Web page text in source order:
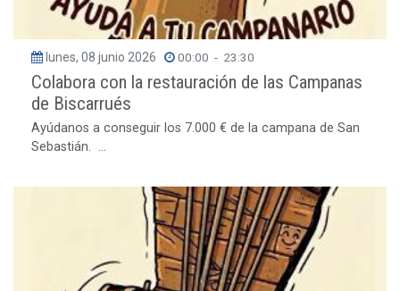
lunes, 08 junio 2026 00:00 - 23:30
Colabora con la restauración de las Campanas
de Biscarrués
Ayúdanos a conseguir los 7.000 € de la campana de San
Sebastián. ...